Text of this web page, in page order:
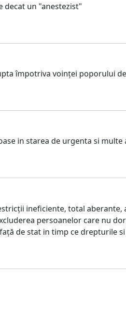
decat un "anestezist"
împotriva voinței poporului
in starea de urgenta si multe
ineficiente, total
persoanelor care nu
de stat in timp ce drepturile